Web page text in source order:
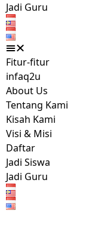
Jadi Guru
Fitur-fitur
infaq2u
About Us
Tentang Kami
Kisah Kami
Visi & Misi
Daftar
Jadi Siswa
Jadi Guru